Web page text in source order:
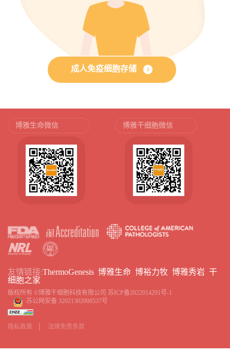
成人免疫细胞存储
博雅生命微信 博雅干细胞微信
友情链接:ThermoGenesis 博雅生命 博裕力牧 博雅秀岩 干
细胞之家
版权所有 ©博雅干细胞科技有限公司 苏ICP备2022014291号-1
苏公网安备 32021302000537号
隐私政策 法律免责条款